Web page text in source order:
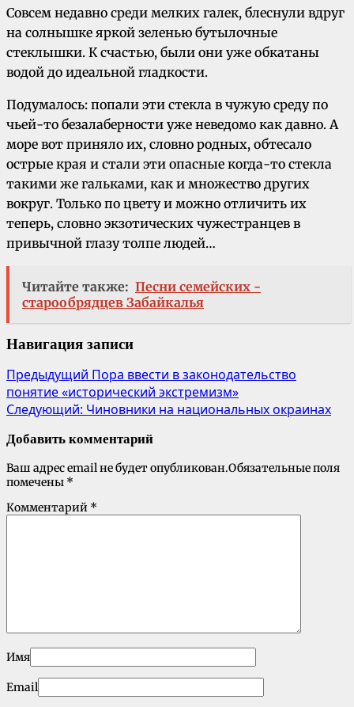
Совсем недавно среди мелких галек, блеснули вдруг
на солнышке яркой зеленью бутылочные
стеклышки. К счастью, были они уже обкатаны
водой до идеальной гладкости.
Подумалось: попали эти стекла в чужую среду по
чьей-то безалаберности уже неведомо как давно. А
море вот приняло их, словно родных, обтесало
острые края и стали эти опасные когда-то стекла
такими же гальками, как и множество других
вокруг. Только по цвету и можно отличить их
теперь, словно экзотических чужестранцев в
привычной глазу толпе людей…
Читайте также: Песни семейских -
старообрядцев Забайкалья
Навигация записи
Предыдущий Пора ввести в законодательство
понятие «исторический экстремизм»
Следующий: Чиновники на национальных окраинах
Добавить комментарий
Ваш адрес email не будет опубликован.Обязательные поля
помечены *
Комментарий *
Имя
Email